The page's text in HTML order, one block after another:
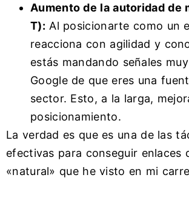
Aumento de la autoridad de
T): Al posicionarte como un
reacciona con agilidad y
estás mandando señales
Google de que eres una
sector. Esto, a la larga,
posicionamiento.
La verdad es que es una de las
efectivas para conseguir enlaces
«natural» que he visto en mi